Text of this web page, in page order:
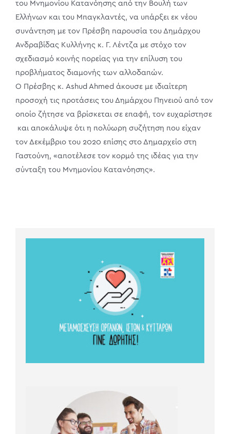
του Μνημονίου Κατανόησης από την Βουλή των
Ελλήνων και του Μπαγκλαντές, να υπάρξει εκ νέου
συνάντηση με τον Πρέσβη παρουσία του Δημάρχου
Ανδραβίδας Κυλλήνης κ. Γ. Λέντζα με στόχο τον
σχεδιασμό κοινής πορείας για την επίλυση του
προβλήματος διαμονής των αλλοδαπών.
Ο Πρέσβης κ. Ashud Ahmed άκουσε με ιδιαίτερη
προσοχή τις προτάσεις του Δημάρχου Πηνειού από τον
οποίο ζήτησε να βρίσκεται σε επαφή, τον ευχαρίστησε
και αποκάλυψε ότι η πολύωρη συζήτηση που είχαν
τον Δεκέμβριο του 2020 επίσης στο Δημαρχείο στη
Γαστούνη, «αποτέλεσε τον κορμό της ιδέας για την
σύνταξη του Μνημονίου Κατανόησης».